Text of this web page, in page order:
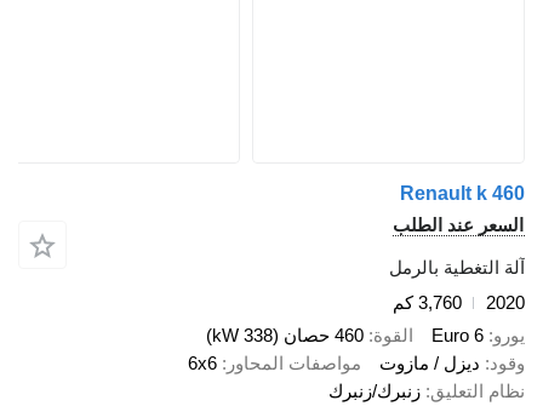
Renault k 460
السعر عند الطلب
آلة التغطية بالرمل
2020
3,760 كم
يورو Euro 6 القوة 460 حصان (338 kW)
وقود ديزل / مازوت مواصفات المحاور
6x6
نظام التعليق زنبرك/زنبرك